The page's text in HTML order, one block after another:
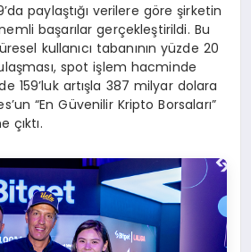
paylaştığı verilere göre şirketin
başarılar gerçekleştirildi. Bu
kullanıcı tabanının yüzde 20
spot işlem hacminde
159’luk artışla 387 milyar dolara
“En Güvenilir Kripto Borsaları”
çıktı.